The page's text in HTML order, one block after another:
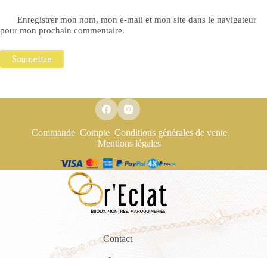
Enregistrer mon nom, mon e-mail et mon site dans le navigateur
pour mon prochain commentaire.
Soumettre
Commande Compte Conditions générales de vente
Mentions légales
Contact